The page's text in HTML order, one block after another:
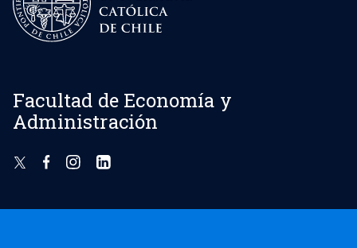
Facultad de Economía y
Administración